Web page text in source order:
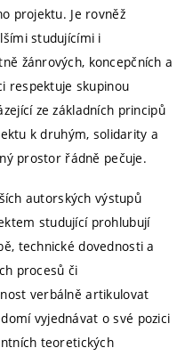
projektu. Je rovněž
studujícími i
žánrových, koncepčních a
respektuje skupinou
ze základních principů
k druhým, solidarity a
prostor řádně pečuje.
autorských výstupů
studující prohlubují
technické dovednosti a
procesů či
verbálně artikulovat
vyjednávat o své pozici
teoretických